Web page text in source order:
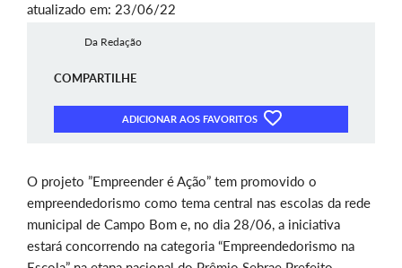
atualizado em: 23/06/22
Da Redação
COMPARTILHE
ADICIONAR AOS FAVORITOS
O projeto ”Empreender é Ação” tem promovido o
empreendedorismo como tema central nas escolas da rede
municipal de Campo Bom e, no dia 28/06, a iniciativa
estará concorrendo na categoria “Empreendedorismo na